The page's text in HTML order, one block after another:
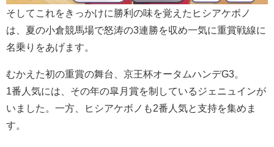
そしてこれをきっかけに勝利の味を覚えたヒシアケボノ
は、夏の小倉競馬場で怒涛の3連勝を収め一気に重賞戦線に
名乗りをあげます。
むかえた初の重賞の舞台、京王杯オータムハンデG3。
1番人気には、その年の皐月賞を制しているジェニュインが
いました。一方、ヒシアケボノも2番人気と支持を集めま
す。